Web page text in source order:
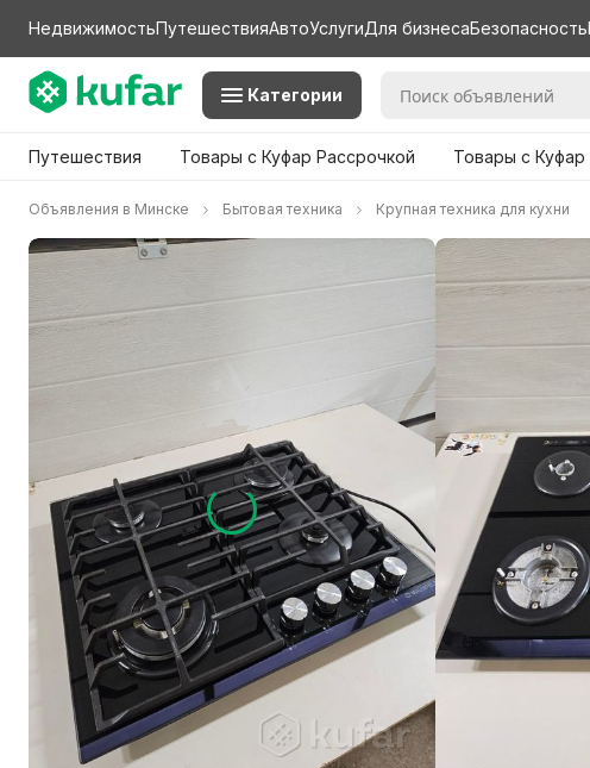
НедвижимостьПутешествияАвтоУслугиДля бизнесаБезопасность
Категории
Путешествия Товары с Куфар Рассрочкой Товары с
Объявления в Минске Бытовая техника Крупная техника для кухни